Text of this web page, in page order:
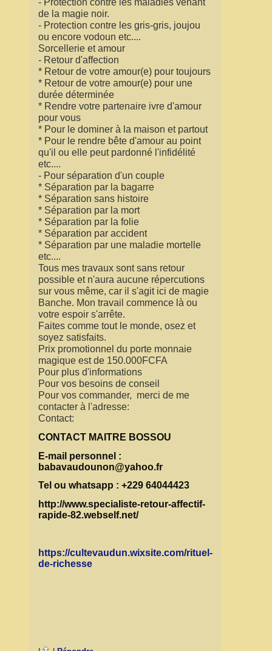
- Protection contre les maladies venant
de la magie noir.
- Protection contre les gris-gris, joujou
ou encore vodoun etc....
Sorcellerie et amour
- Retour d'affection
* Retour de votre amour(e) pour toujours
* Retour de votre amour(e) pour une
durée déterminée
* Rendre votre partenaire ivre d'amour
pour vous
* Pour le dominer à la maison et partout
* Pour le rendre bête d'amour au point
qu'il ou elle peut pardonné l'infidélité
etc....
- Pour séparation d'un couple
* Séparation par la bagarre
* Séparation sans histoire
* Séparation par la mort
* Séparation par la folie
* Séparation par accident
* Séparation par une maladie mortelle
etc....
Tous mes travaux sont sans retour
possible et n'aura aucune répercutions
sur vous même, car il s'agit ici de magie
Banche. Mon travail commence là ou
votre espoir s'arrête.
Faites comme tout le monde, osez et
soyez satisfaits.
Prix promotionnel du porte monnaie
magique est de 150.000FCFA
Pour plus d'informations
Pour vos besoins de conseil
Pour vos commander, merci de me
contacter à l'adresse:
Contact:
CONTACT MAITRE BOSSOU
E-mail personnel :
babavaudounon@yahoo.fr
Tel ou whatsapp : +229 64044423
http://www.specialiste-retour-affectif-
rapide-82.webself.net/
https://cultevaudun.wixsite.com/rituel-
de-richesse